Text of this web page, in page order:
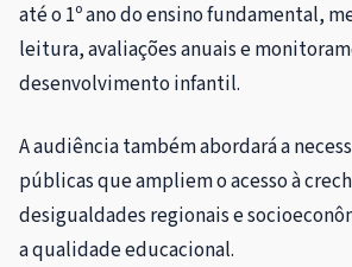
até o 1º ano do ensino fundamental,
leitura, avaliações anuais e
desenvolvimento infantil.
A audiência também abordará a
públicas que ampliem o acesso à
desigualdades regionais e
a qualidade educacional.